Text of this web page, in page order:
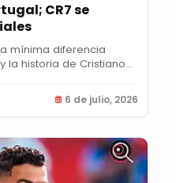
CR7 se
mínima diferencia
la historia de Cristiano...
6 de julio, 2026